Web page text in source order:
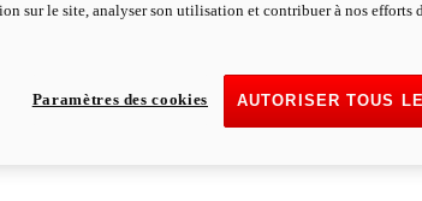
sur le site, analyser son utilisation et contribuer à nos efforts
AUTORISER TOUS
Paramètres des cookies